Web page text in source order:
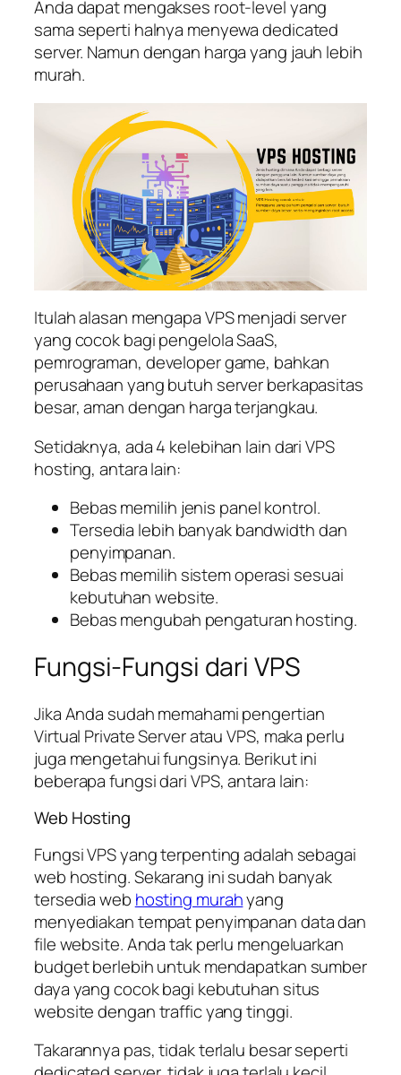
Anda dapat mengakses root-level yang
sama seperti halnya menyewa dedicated
server. Namun dengan harga yang jauh lebih
murah.
Itulah alasan mengapa VPS menjadi server
yang cocok bagi pengelola SaaS,
pemrograman, developer game, bahkan
perusahaan yang butuh server berkapasitas
besar, aman dengan harga terjangkau.
Setidaknya, ada 4 kelebihan lain dari VPS
hosting, antara lain:
Bebas memilih jenis panel kontrol.
Tersedia lebih banyak bandwidth dan
penyimpanan.
Bebas memilih sistem operasi sesuai
kebutuhan website.
Bebas mengubah pengaturan hosting.
Fungsi-Fungsi dari VPS
Jika Anda sudah memahami pengertian
Virtual Private Server atau VPS, maka perlu
juga mengetahui fungsinya. Berikut ini
beberapa fungsi dari VPS, antara lain:
Web Hosting
Fungsi VPS yang terpenting adalah sebagai
web hosting. Sekarang ini sudah banyak
tersedia web hosting murahyang
menyediakan tempat penyimpanan data dan
file website. Anda tak perlu mengeluarkan
budget berlebih untuk mendapatkan sumber
daya yang cocok bagi kebutuhan situs
website dengan traffic yang tinggi.
Takarannya pas, tidak terlalu besar seperti